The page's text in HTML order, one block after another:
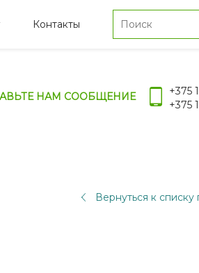
Контакты
НАМ СООБЩЕНИЕ
+375
+375
Вернуться к